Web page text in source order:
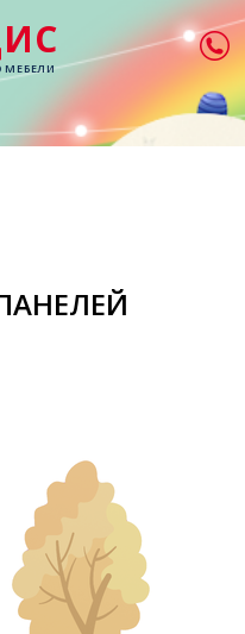
МЕБЕЛИ